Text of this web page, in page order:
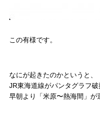
この有様です。
なにが起きたのかというと、
JR東海道線がパンタグラフ破
早朝より「米原〜熱海間」が